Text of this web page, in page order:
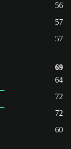
56
57
57
69
64
72
72
60